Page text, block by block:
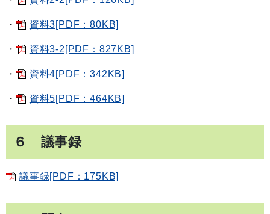
・ 資料3[PDF：80KB]
・ 資料3-2[PDF：827KB]
・ 資料4[PDF：342KB]
・ 資料5[PDF：464KB]
６ 議事録
議事録[PDF：175KB]